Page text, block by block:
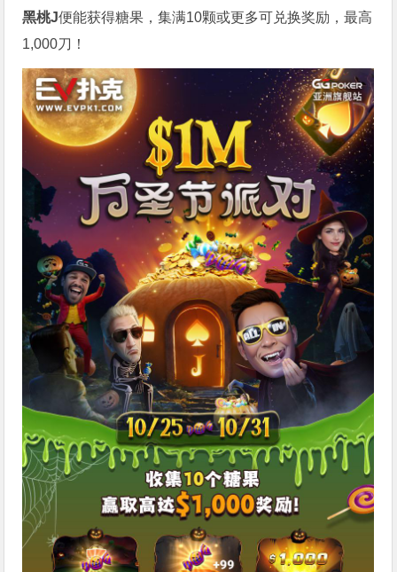
黑桃J便能获得糖果，集满10颗或更多可兑换奖励，最高
1,000刀！